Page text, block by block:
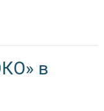
в